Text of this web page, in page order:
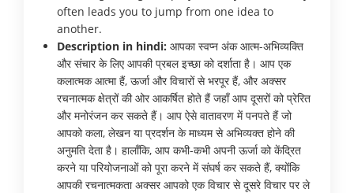
often leads you to jump from one idea to
another.
Description in hindi: आपका स्वप्न अंक आत्म-अभिव्यक्ति
और संचार के लिए आपकी प्रबल इच्छा को दर्शाता है। आप एक
कलात्मक आत्मा हैं, ऊर्जा और विचारों से भरपूर हैं, और अक्सर
रचनात्मक क्षेत्रों की ओर आकर्षित होते हैं जहाँ आप दूसरों को प्रेरित
और मनोरंजन कर सकते हैं। आप ऐसे वातावरण में पनपते हैं जो
आपको कला, लेखन या प्रदर्शन के माध्यम से अभिव्यक्त होने की
अनुमति देता है। हालाँकि, आप कभी-कभी अपनी ऊर्जा को केंद्रित
करने या परियोजनाओं को पूरा करने में संघर्ष कर सकते हैं, क्योंकि
आपकी रचनात्मकता अक्सर आपको एक विचार से दूसरे विचार पर ले